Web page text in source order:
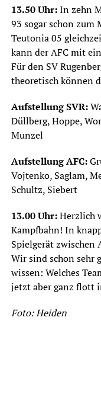
13.50 Uhr:In zehn
93 sogar schon zum
Teutonia 05
kann der AFC mit
Für den SV
theoretisch können
Aufstellung SVR:
Düllberg, Hoppe,
Munzel
Aufstellung AFC:
Vojtenko, Saglam,
Schultz, Siebert
13.00 Uhr:Herzlich
Kampfbahn! In
Spielgerät zwischen
Wir sind schon sehr
wissen: Welches
jetzt aber ganz flott
Foto: Heiden